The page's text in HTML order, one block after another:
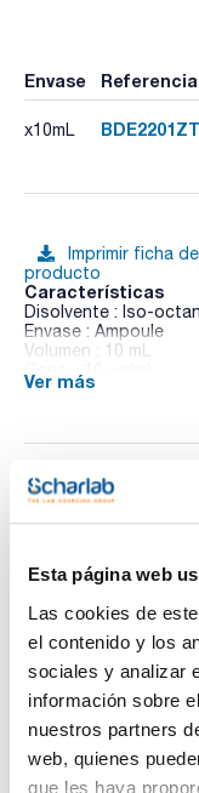
Esta página web
Las cookies de
el contenido y los
sociales y analizar
información sobre
nuestros partners
web, quienes
que les haya
Envase Referencia
x10mL
Imprimir ficha de
producto
Características
Disolvente : Iso-
Envase : Ampoule
Volumen : 10 mL
CAS : [446254-15-5]
Ver más
Documentación
Regístrate para
descargas
SDS/ Hoja de
Regístrate para
descargas
Los productos